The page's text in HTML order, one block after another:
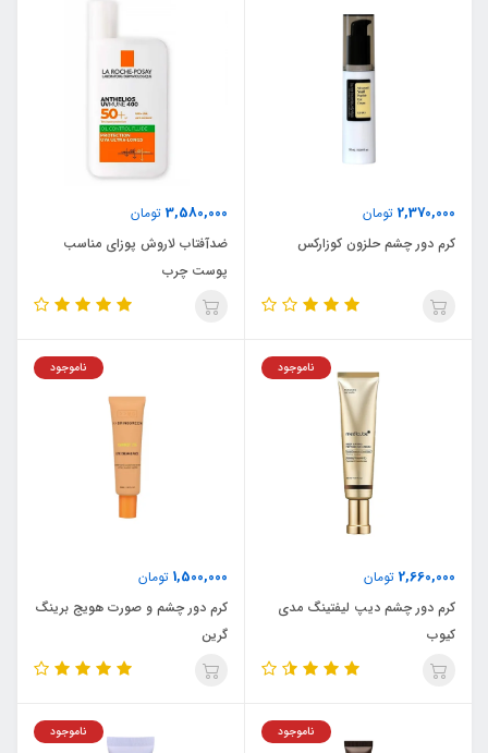
2,370,000 تومان
کرم دور چشم حلزون کوزارکس
3,580,000 تومان
ضدآفتاب لاروش پوزای مناسب
پوست چرب
2,660,000 تومان
ناموجود
کرم دور چشم دیپ لیفتینگ مدی
کیوب
1,500,000 تومان
ناموجود
کرم دور چشم و صورت هویج برینگ
گرین
ناموجود ناموجود